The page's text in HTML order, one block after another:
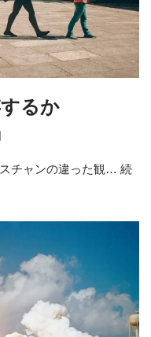
るか
チャンの違った観… 続